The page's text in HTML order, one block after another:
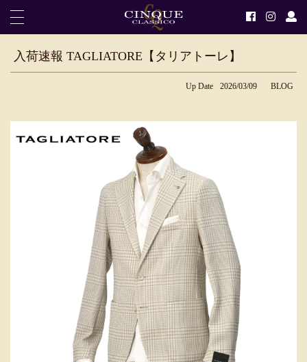
入荷速報 TAGLIATORE【タリアトーレ】
Up Date 2026/03/09 BLOG